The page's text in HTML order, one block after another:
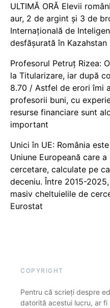
ULTIMĂ ORĂ Elevii
aur, 2 de argint și 3 de
Internațională de
desfășurată în Kazahstan
Profesorul Petruț Rizea:
la Titularizare, iar după
8.70 / Astfel de erori îmi
profesorii buni, cu
resurse financiare sunt
important
Unici în UE: România
Uniune Europeană care
cercetare, calculate pe
deceniu. Între 2015-
masiv cheltuielile de
Eurostat
COPYRIGHT
Pentru că scrieți despre
datorită acestui lucru, ar